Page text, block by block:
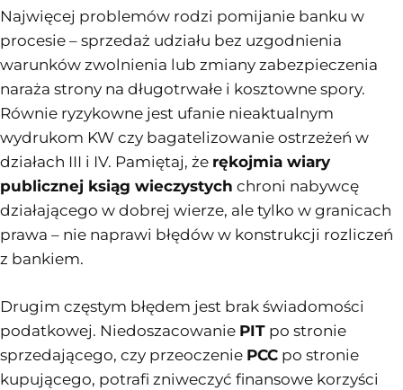
Najwięcej problemów rodzi pomijanie banku w
procesie – sprzedaż udziału bez uzgodnienia
warunków zwolnienia lub zmiany zabezpieczenia
naraża strony na długotrwałe i kosztowne spory.
Równie ryzykowne jest ufanie nieaktualnym
wydrukom KW czy bagatelizowanie ostrzeżeń w
działach III i IV. Pamiętaj, że rękojmia wiary
publicznej ksiąg wieczystych chroni nabywcę
działającego w dobrej wierze, ale tylko w granicach
prawa – nie naprawi błędów w konstrukcji rozliczeń
z bankiem.
Drugim częstym błędem jest brak świadomości
podatkowej. Niedoszacowanie PIT po stronie
sprzedającego, czy przeoczenie PCC po stronie
kupującego, potrafi zniweczyć finansowe korzyści